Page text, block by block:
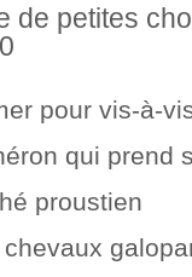
de petites
pour vis-à-
qui prend
proustien
chevaux